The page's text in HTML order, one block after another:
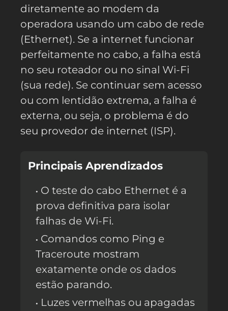
diretamente ao modem da
operadora usando um cabo de rede
(Ethernet). Se a internet funcionar
perfeitamente no cabo, a falha está
no seu roteador ou no sinal Wi-Fi
(sua rede). Se continuar sem acesso
ou com lentidão extrema, a falha é
externa, ou seja, o problema é do
seu provedor de internet (ISP).
Principais Aprendizados
O teste do cabo Ethernet é a
prova definitiva para isolar
falhas de Wi-Fi.
Comandos como Ping e
Traceroute mostram
exatamente onde os dados
estão parando.
Luzes vermelhas ou apagadas